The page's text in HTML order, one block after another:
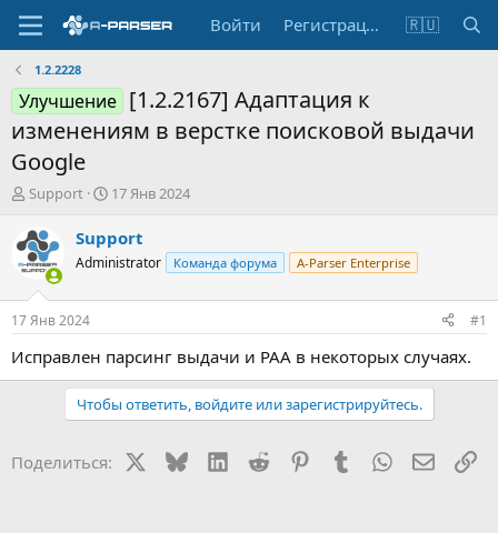
Войти Регистрация 🇷🇺
1.2.2228
Улучшение [1.2.2167] Адаптация к
изменениям в верстке поисковой выдачи
Google
А
т
о
р
т
е
м
ы
Support
Д
т
а
н
а
л
17 Янв 2024
Support
Administrator Команда форума A-Parser Enterprise
17 Янв 2024 #1
Исправлен парсинг выдачи и PAA в некоторых случаях.
Чтобы ответить, войдите или зарегистрируйтесь.
Поделиться: BlueskyLinkedIn
Reddit PinterestTumblr WhatsApp